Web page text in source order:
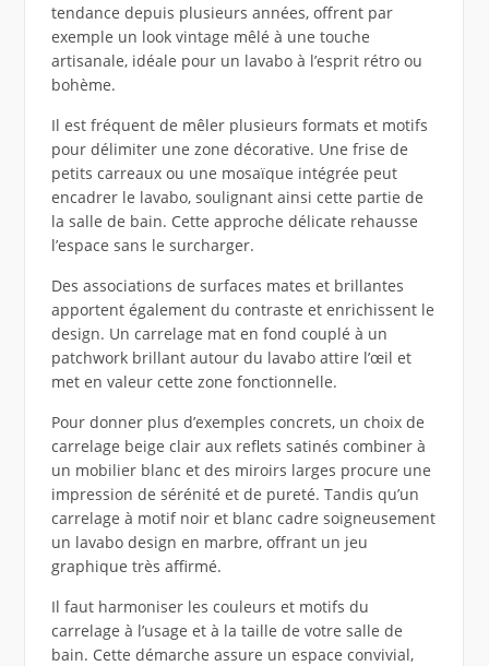
tendance depuis plusieurs années, offrent par
exemple un look vintage mêlé à une touche
artisanale, idéale pour un lavabo à l’esprit rétro ou
bohème.
Il est fréquent de mêler plusieurs formats et motifs
pour délimiter une zone décorative. Une frise de
petits carreaux ou une mosaïque intégrée peut
encadrer le lavabo, soulignant ainsi cette partie de
la salle de bain. Cette approche délicate rehausse
l’espace sans le surcharger.
Des associations de surfaces mates et brillantes
apportent également du contraste et enrichissent le
design. Un carrelage mat en fond couplé à un
patchwork brillant autour du lavabo attire l’œil et
met en valeur cette zone fonctionnelle.
Pour donner plus d’exemples concrets, un choix de
carrelage beige clair aux reflets satinés combiner à
un mobilier blanc et des miroirs larges procure une
impression de sérénité et de pureté. Tandis qu’un
carrelage à motif noir et blanc cadre soigneusement
un lavabo design en marbre, offrant un jeu
graphique très affirmé.
Il faut harmoniser les couleurs et motifs du
carrelage à l’usage et à la taille de votre salle de
bain. Cette démarche assure un espace convivial,